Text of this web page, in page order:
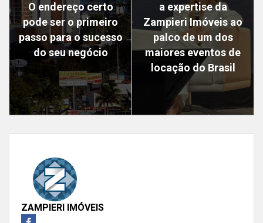
O endereço certo
pode ser o primeiro
passo para o sucesso
do seu negócio
a expertise da
Zampieri Imóveis ao
palco de um dos
maiores eventos de
locação do Brasil
ZAMPIERI IMÓVEIS